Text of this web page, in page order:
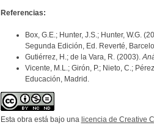
Referencias:
Box, G.E.; Hunter, J.S.; Hunter, W.G.
Segunda Edición, Ed. Reverté,
Gutiérrez, H.; de la Vara, R. (2003).
Vicente, M.L.; Girón, P.; Nieto, C.;
Educación, Madrid.
Esta obra está bajo una licencia de Creative